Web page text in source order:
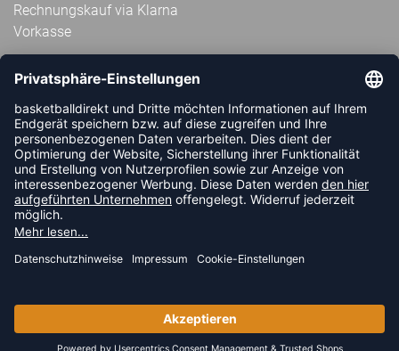
Rechnungskauf via Klarna
Vorkasse
ABONNIERE JETZT DEN KOSTENLOSEN
HANDBALLDIREKT-NEWSLETTER UND VERPASSE KEINE
NEUIGKEIT ODER AKTION MEHR.
JETZT ANMELDEN